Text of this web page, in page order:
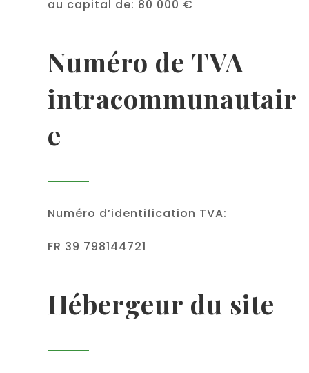
au capital de: 80 000 €
Numéro de TVA
intracommunautair
e
Numéro d’identification TVA:
FR 39 798144721
Hébergeur du site